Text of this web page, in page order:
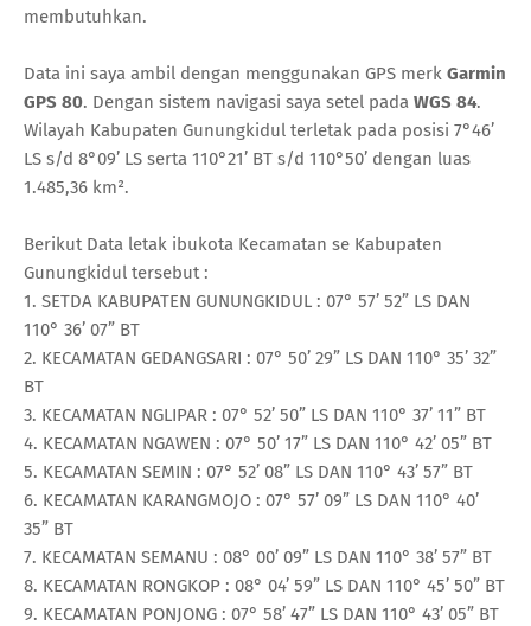
membutuhkan.
Data ini saya ambil dengan menggunakan GPS merk Garmin
GPS 80. Dengan sistem navigasi saya setel pada WGS 84.
Wilayah Kabupaten Gunungkidul terletak pada posisi 7°46’
LS s/d 8°09’ LS serta 110°21’ BT s/d 110°50’ dengan luas
1.485,36 km².
Berikut Data letak ibukota Kecamatan se Kabupaten
Gunungkidul tersebut :
1. SETDA KABUPATEN GUNUNGKIDUL : 07° 57’ 52” LS DAN
110° 36’ 07” BT
2. KECAMATAN GEDANGSARI : 07° 50’ 29” LS DAN 110° 35’ 32”
BT
3. KECAMATAN NGLIPAR : 07° 52’ 50” LS DAN 110° 37’ 11” BT
4. KECAMATAN NGAWEN : 07° 50’ 17” LS DAN 110° 42’ 05” BT
5. KECAMATAN SEMIN : 07° 52’ 08” LS DAN 110° 43’ 57” BT
6. KECAMATAN KARANGMOJO : 07° 57’ 09” LS DAN 110° 40’
35” BT
7. KECAMATAN SEMANU : 08° 00’ 09” LS DAN 110° 38’ 57” BT
8. KECAMATAN RONGKOP : 08° 04’ 59” LS DAN 110° 45’ 50” BT
9. KECAMATAN PONJONG : 07° 58’ 47” LS DAN 110° 43’ 05” BT